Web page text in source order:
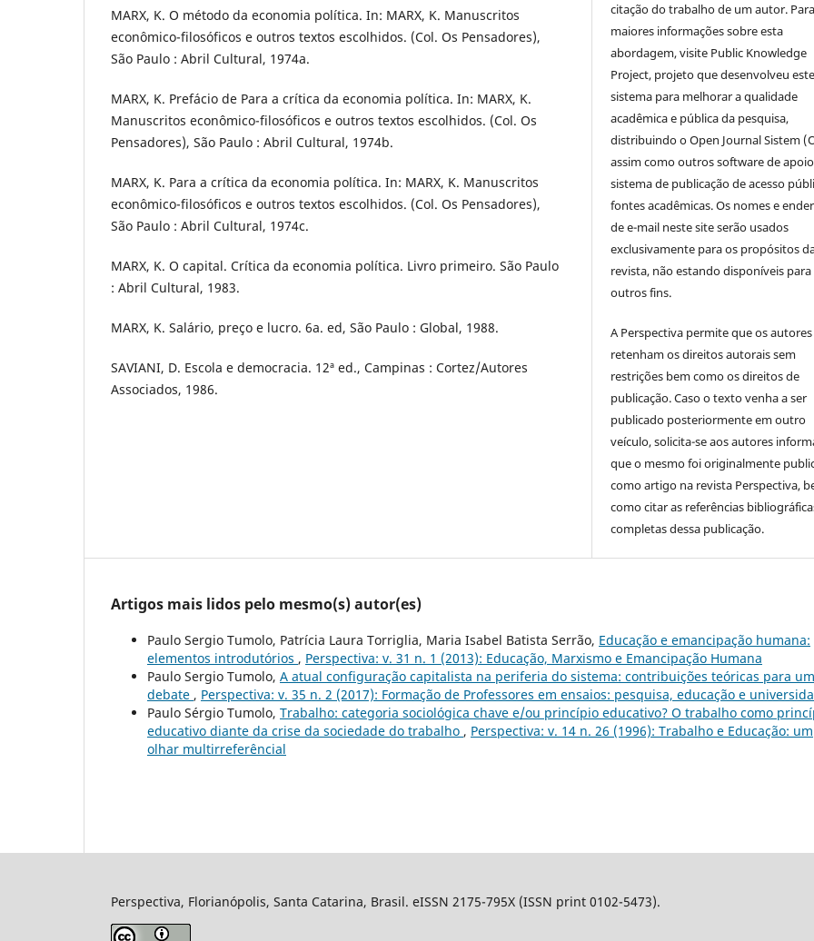
MARX, K. O método da economia política. In: MARX, K. Manuscritos
econômico-filosóficos e outros textos escolhidos. (Col. Os Pensadores),
São Paulo : Abril Cultural, 1974a.
MARX, K. Prefácio de Para a crítica da economia política. In: MARX, K.
Manuscritos econômico-filosóficos e outros textos escolhidos. (Col. Os
Pensadores), São Paulo : Abril Cultural, 1974b.
MARX, K. Para a crítica da economia política. In: MARX, K. Manuscritos
econômico-filosóficos e outros textos escolhidos. (Col. Os Pensadores),
São Paulo : Abril Cultural, 1974c.
MARX, K. O capital. Crítica da economia política. Livro primeiro. São Paulo
: Abril Cultural, 1983.
MARX, K. Salário, preço e lucro. 6a. ed, São Paulo : Global, 1988.
SAVIANI, D. Escola e democracia. 12ª ed., Campinas : Cortez/Autores
Associados, 1986.
citação do trabalho de um autor. Para
maiores informações sobre esta
abordagem, visite Public Knowledge
Project, projeto que desenvolveu este
sistema para melhorar a qualidade
acadêmica e pública da pesquisa,
distribuindo o Open Journal Sistem
assim como outros software de
sistema de publicação de acesso
fontes acadêmicas. Os nomes e
de e-mail neste site serão usados
exclusivamente para os propósitos
revista, não estando disponíveis para
outros fins.
A Perspectiva permite que os autores
retenham os direitos autorais sem
restrições bem como os direitos de
publicação. Caso o texto venha a ser
publicado posteriormente em outro
veículo, solicita-se aos autores
que o mesmo foi originalmente
como artigo na revista Perspectiva,
como citar as referências
completas dessa publicação.
Artigos mais lidos pelo mesmo(s) autor(es)
Paulo Sergio Tumolo, Patrícia Laura Torriglia, Maria Isabel Batista Serrão, Educação e emancipação humana:
elementos introdutórios , Perspectiva: v. 31 n. 1 (2013): Educação, Marxismo e Emancipação Humana
Paulo Sergio Tumolo, A atual configuração capitalista na periferia do sistema: contribuições teóricas para um
debate , Perspectiva: v. 35 n. 2 (2017): Formação de Professores em ensaios: pesquisa, educação e
Paulo Sérgio Tumolo, Trabalho: categoria sociológica chave e/ou princípio educativo? O trabalho como
educativo diante da crise da sociedade do trabalho , Perspectiva: v. 14 n. 26 (1996): Trabalho e Educação: um
olhar multirreferêncial
Perspectiva, Florianópolis, Santa Catarina, Brasil. eISSN 2175-795X (ISSN print 0102-5473).